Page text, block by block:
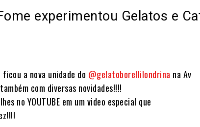
experimentou Gelatos e
a nova unidade do @gelatoborellilondrina na Av
com diversas novidades!!!!
no YOUTUBE em um video especial que